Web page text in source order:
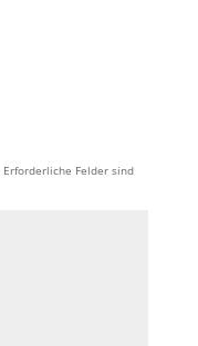
Erforderliche Felder sind